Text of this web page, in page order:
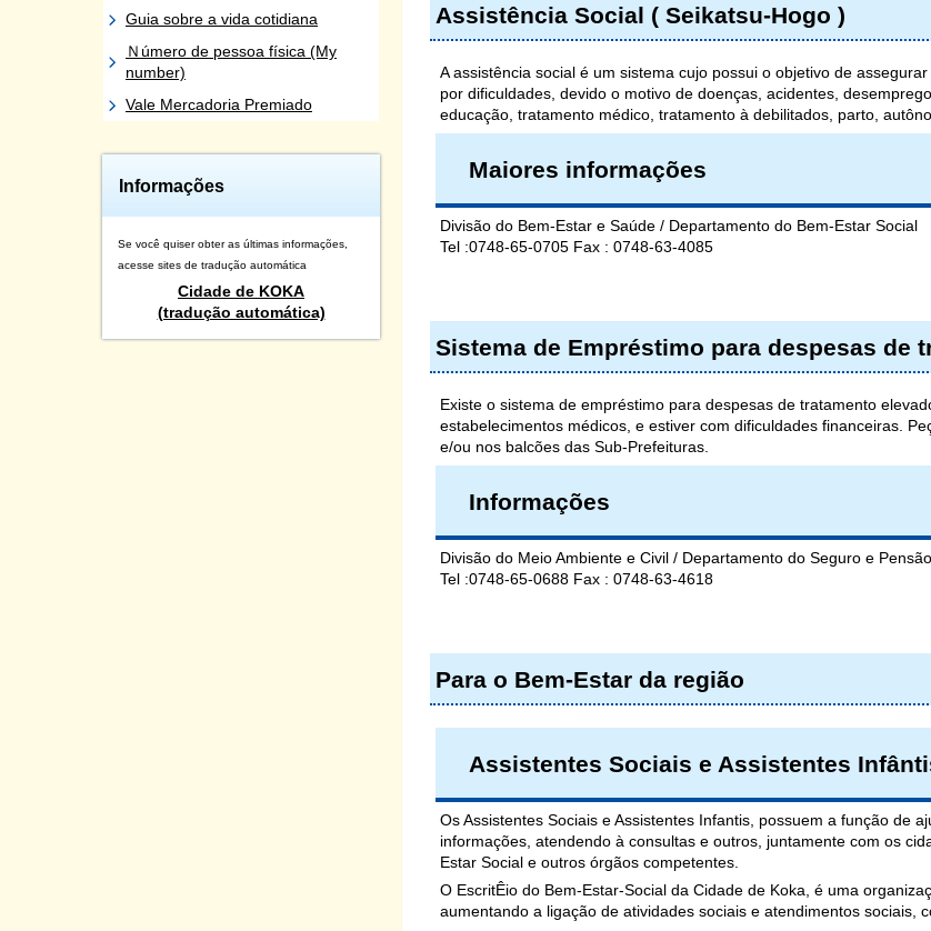
Guia sobre a vida cotidiana
Ｎúmero de pessoa física (My
number)
Vale Mercadoria Premiado
Informações
Se você quiser obter as últimas informações,
acesse sites de tradução automática
Cidade de KOKA
(tradução automática)
Assistência Social ( Seikatsu-Hogo )
A assistência social é um sistema cujo possui o objetivo de
por dificuldades, devido o motivo de doenças, acidentes,
educação, tratamento médico, tratamento à debilitados, parto,
Maiores informações
Divisão do Bem-Estar e Saúde / Departamento do Bem-Estar Social
Tel :0748-65-0705 Fax : 0748-63-4085
Sistema de Empréstimo para despesas de
Existe o sistema de empréstimo para despesas de tratamento
estabelecimentos médicos, e estiver com dificuldades financeiras.
e/ou nos balcões das Sub-Prefeituras.
Informações
Divisão do Meio Ambiente e Civil / Departamento do Seguro e Pensão
Tel :0748-65-0688 Fax : 0748-63-4618
Para o Bem-Estar da região
Assistentes Sociais e Assistentes
Os Assistentes Sociais e Assistentes Infantis, possuem a função de
informações, atendendo à consultas e outros, juntamente com os
Estar Social e outros órgãos competentes.
O EscritÊio do Bem-Estar-Social da Cidade de Koka, é uma
aumentando a ligação de atividades sociais e atendimentos sociais,